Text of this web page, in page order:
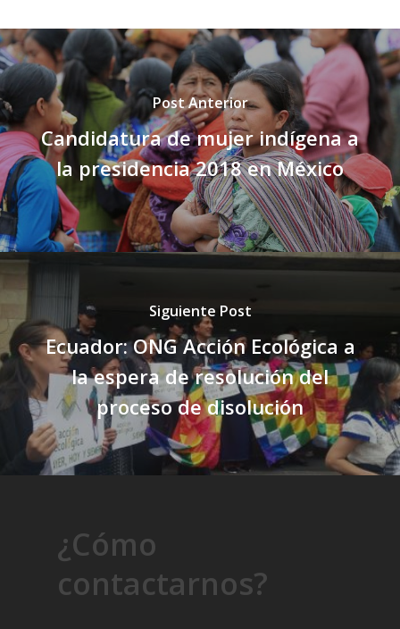
Post Anterior
Candidatura de mujer indígena a
la presidencia 2018 en México
Siguiente Post
Ecuador: ONG Acción Ecológica a
la espera de resolución del
proceso de disolución
¿Cómo
contactarnos?